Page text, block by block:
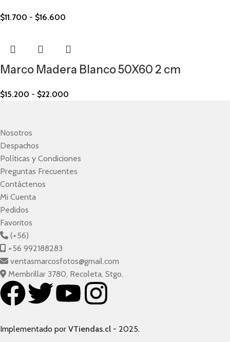
$11.700 - $16.600
Marco Madera Blanco 50X60 2 cm
$15.200 - $22.000
Nosotros
Despachos
Políticas y Condiciones
Preguntas Frecuentes
Contáctenos
Mi Cuenta
Pedidos
Favoritos
(+56)
+56 992188283
ventasmarcosfotos@gmail.com
Membrillar 3780, Recoleta, Stgo.
Implementado por VTiendas.cl - 2025.